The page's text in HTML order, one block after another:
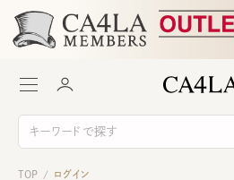
TOP / ログイン